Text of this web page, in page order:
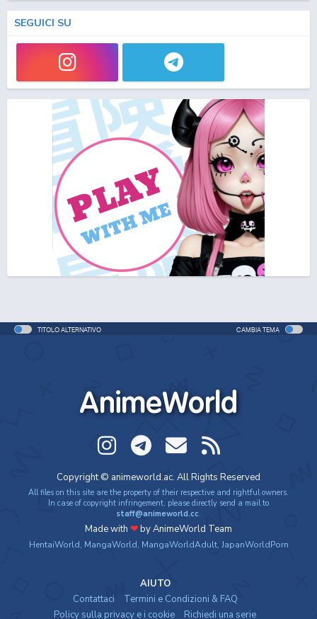
SEGUICI SU
TITOLO ALTERNATIVO CAMBIA TEMA
AnimeWorld
Copyright © animeworld.ac. All Rights Reserved
All files on this site are the property of their respective and rightful owners.
In case of copyright infringement, please directly send a mail to
staff@animeworld.cc.
Made with ❤by AnimeWorld Team
HentaiWorld, MangaWorld, MangaWorldAdult, JapanWorldPorn
AIUTO
Contattaci
Termini e Condizioni & FAQ
Policy sulla privacy e i cookie
Richiedi una serie